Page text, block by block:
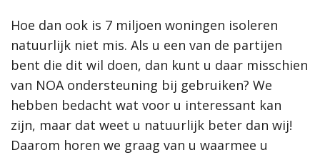
Hoe dan ook is 7 miljoen woningen isoleren
natuurlijk niet mis. Als u een van de partijen
bent die dit wil doen, dan kunt u daar misschien
van NOA ondersteuning bij gebruiken? We
hebben bedacht wat voor u interessant kan
zijn, maar dat weet u natuurlijk beter dan wij!
Daarom horen we graag van u waarmee u